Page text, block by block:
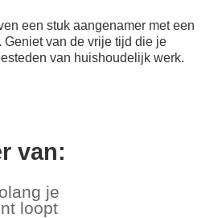
een stuk aangenamer met een
Geniet van de vrije tijd die je
van huishoudelijk werk.
van:
je
loopt